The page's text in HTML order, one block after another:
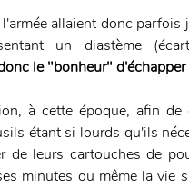
allaient donc
un diastème
le "bonheur" d'échapper
à cette époque, afin
étant si lourds qu'ils
de leurs cartouches de
minutes ou même la vie